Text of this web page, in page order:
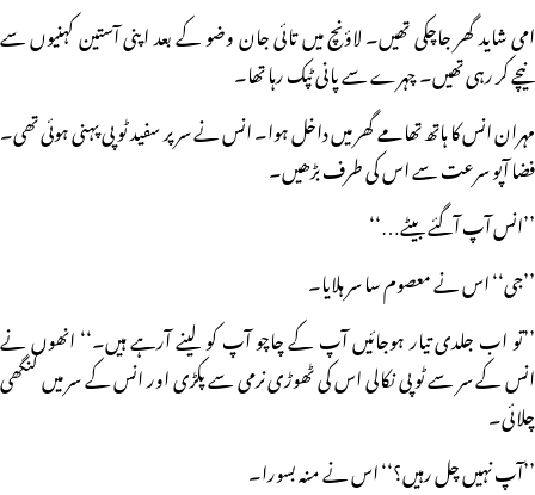
امی شاید گھر جاچکی تھیں۔ لاؤنچ میں تائی جان وضو کے بعد اپنی آستین کہنیوں سے
نیچے کر رہی تھیں۔ چہرے سے پانی ٹپک رہا تھا۔
مہران انس کا ہاتھ تھامے گھر میں داخل ہوا۔ انس نے سر پر سفید ٹوپی پہنی ہوئی تھی۔
فضا آپو سرعت سے اس کی طرف بڑھیں۔
’’انس آپ آگئے بیٹے…‘‘
’’جی‘‘ اس نے معصوم سا سر ہلایا۔
’’تو اب جلدی تیار ہوجائیں آپ کے چاچو آپ کو لینے آرہے ہیں۔‘‘ انھوں نے
انس کے سر سے ٹوپی نکالی اس کی ٹھوڑی نرمی سے پکڑی اور انس کے سر میں کنگھی
چلائی۔
’’آپ نہیں چل رہیں؟‘‘ اس نے منہ بسورا۔